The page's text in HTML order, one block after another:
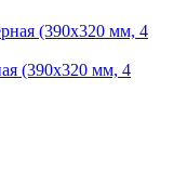
(390x320 мм, 4